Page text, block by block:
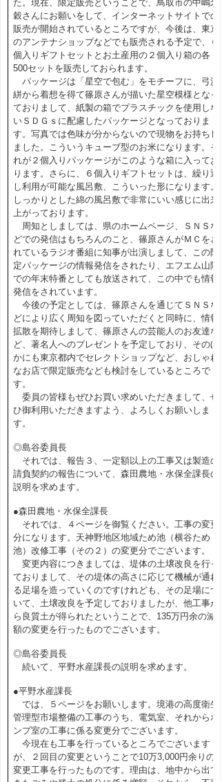
た。現在、限定販売ということで、鳥取市の中嶋米
穀さんにお願いをして、インターネットサイトでの
販売が開始されているところですが、今後は、東京
のアンテナショップなどでも販売される予定で、６
個入りギフトセットとお土産用の２個入り箱の各
500セットを販売しておられます。
パッケージは「星空で包む」をモチーフに、弓浜
絣から着想を得て篠原さんが描いた星空模様となっ
ておりまして、紙製の箱でプラスチックを使用しな
いＳＤＧｓに配慮したパッケージとなっておりま
す。写真では色味が分からないので現物をお持ちし
ました。こういうキューブ型のお米になります。そ
れが２個入りパッケージがこのような箱に入ってお
ります。さらに、６個入りギフトセットは、繰り返
し利用が可能な風呂敷、こういった形になります。
しっかりとした綿の風呂敷で非常にいい感じに出来
上がっております。
周知としましては、県のホームページ、ＳＮＳな
どでの発信はもちろんのこと、篠原さんがＭＣをさ
れているラジオ番組に知事が出演しまして、この限
定パッケージの情報発信をされたり、エフエム山陰
での年末特番としても放送されて、この中でも情報
発信をされています。
今後の予定としては、篠原さんを通じてＳＮＳな
どにより広く周知を図っていただくと同時に、情報
拡散を期待しまして、篠原さんの芸能人のお友達な
ど、著名人へのプレゼントを予定しており、そのほ
かにも東京都内でセレクトショップなど、おしゃれ
なお店で限定販売なども検討をしているところで
す。
委員の皆様もぜひお買い求めいただきまして、ぜ
ひ御利用いただきますよう、よろしくお願いしま
す。
◎島谷委員長
それでは、報告３、一定額以上の工事又は製造の
請負契約の報告について、森田農地・水保全課長の
説明を求めます。
●森田農地・水保全課長
それでは、４ページを御覧ください。工事の変更
分になります。天神野地区地域ため池（横谷ため
池）改修工事（その２）の変更分でございます。
変更内容につきましては、堤体の土壌改良を行っ
ておりまして、その堤体の高さに応じて機械が通れ
る足場を造っていくのですけれども、その足場につ
いて、土壌改良を予定しておりましたが、他工事か
ら良質土が得られたということで、135万円余の減
額の変更を行ったものでございます。
◎島谷委員長
続いて、平野水産課長の説明を求めます。
●平野水産課長
では、５ページをお願いします。境港の高度衛生
管理型市場整備の工事のうち、電気室、それからポ
ンプ室の工事に係る変更分でございます。
今現在も工事を行っているところでございます
が、２回目の変更ということで10万3,000円余りの
変更工事を行ったものです。理由は、地中から出て